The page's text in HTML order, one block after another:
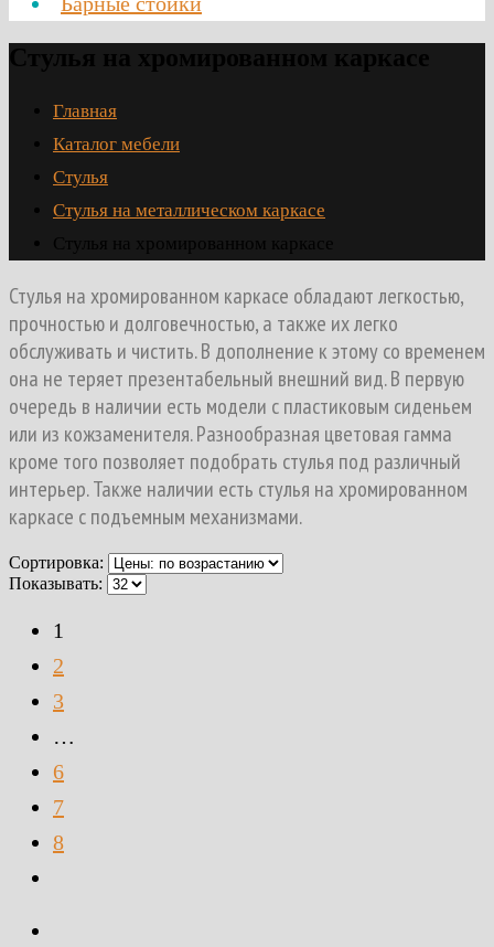
Главная
Каталог мебели
Стулья
Стулья на металлическом каркасе
Стулья на хромированном каркасе обладают легкостью,
прочностью и долговечностью, а также их легко
обслуживать и чистить. В дополнение к этому со временем
она не теряет презентабельный внешний вид. В первую
очередь в наличии есть модели с пластиковым сиденьем
или из кожзаменителя. Разнообразная цветовая гамма
кроме того позволяет подобрать стулья под различный
интерьер. Также наличии есть стулья на хромированном
каркасе с подъемным механизмами.
Сортировка:
Показывать:
1
2
3
…
6
7
8